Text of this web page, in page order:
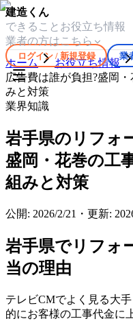
建造くん
できること お役立ち情報
業者の方はこちら
ログイン / 新規登録 業
ホーム お役立ち情報
広告費は誰が負担?盛岡
みと対策
業界知識
岩手県のリフォ
盛岡・花巻の工
組みと対策
公開: 2026/2/21 ・ 更新:
岩手県でリフォ
当の理由
テレビCMでよく見る大
的にお客様の工事代金に